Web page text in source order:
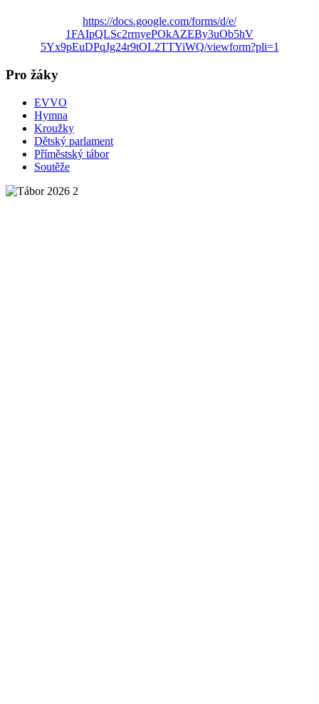
https://docs.google.com/forms/d/e/
1FAIpQLSc2rrnyePOkAZEBy3uOb5hV
5Yx9pEuDPqJg24r9tOL2TTYiWQ/viewform?pli=1
Pro žáky
EVVO
Hymna
Kroužky
Dětský parlament
Příměstský tábor
Soutěže